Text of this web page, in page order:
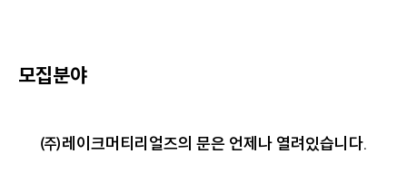
모집분야
㈜레이크머티리얼즈의 문은 언제나 열려있습니다.